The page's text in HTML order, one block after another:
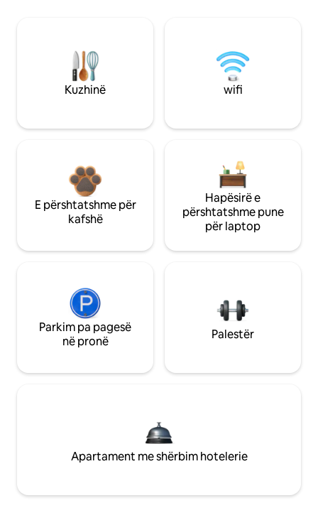
Kuzhinë wifi
E përshtatshme për
kafshë
Hapësirë e
përshtatshme pune
për laptop
Parkim pa pagesë
në pronë
Palestër
Apartament me shërbim hotelerie